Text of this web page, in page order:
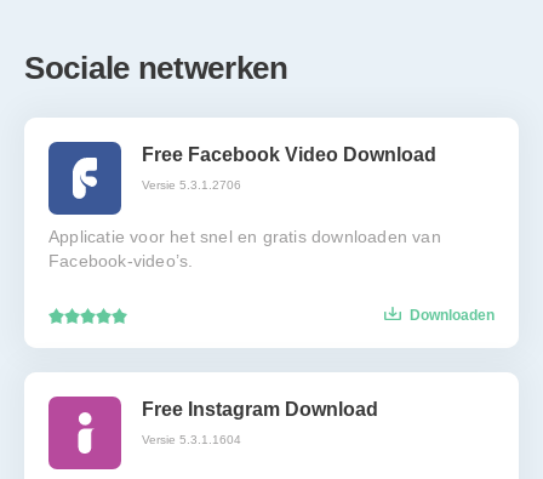
Sociale netwerken
Free Facebook Video Download
Versie 5.3.1.2706
Applicatie voor het snel en gratis downloaden van
Facebook-video’s.
Downloaden
Free Instagram Download
Versie 5.3.1.1604